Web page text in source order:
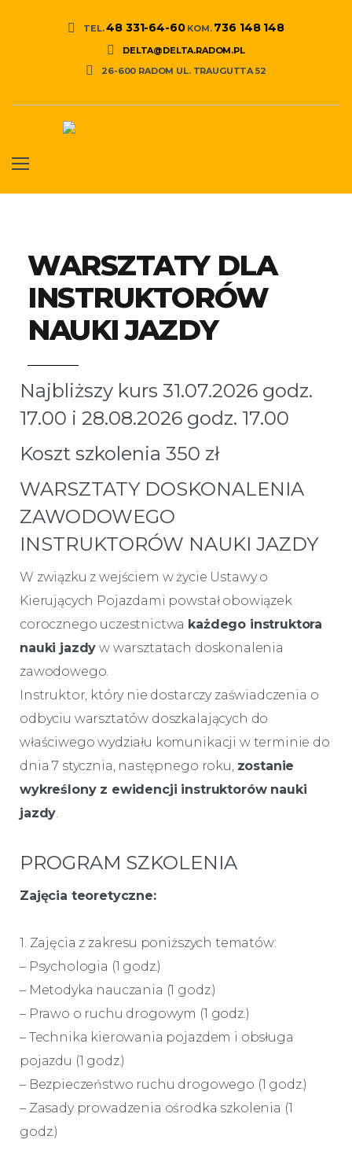
TEL.48 331-64-60KOM. 736 148 148
DELTA@DELTA.RADOM.PL
26-600 RADOM UL. TRAUGUTTA 52
WARSZTATY DLA
INSTRUKTORÓW
NAUKI JAZDY
Najbliższy kurs 31.07.2026 godz.
17.00 i 28.08.2026 godz. 17.00
Koszt szkolenia 350 zł
WARSZTATY DOSKONALENIA
ZAWODOWEGO
INSTRUKTORÓW NAUKI JAZDY
W związku z wejściem w życie Ustawy o
Kierujących Pojazdami powstał obowiązek
corocznego uczestnictwa każdego instruktora
nauki jazdy w warsztatach doskonalenia
zawodowego.
Instruktor, który nie dostarczy zaświadczenia o
odbyciu warsztatów doszkalających do
właściwego wydziału komunikacji w terminie do
dnia 7 stycznia, następnego roku, zostanie
wykreślony z ewidencji instruktorów nauki
jazdy.
PROGRAM SZKOLENIA
Zajęcia teoretyczne:
1. Zajęcia z zakresu poniższych tematów:
– Psychologia (1 godz.)
– Metodyka nauczania (1 godz.)
– Prawo o ruchu drogowym (1 godz.)
– Technika kierowania pojazdem i obsługa
pojazdu (1 godz.)
– Bezpieczeństwo ruchu drogowego (1 godz.)
– Zasady prowadzenia ośrodka szkolenia (1
godz.)